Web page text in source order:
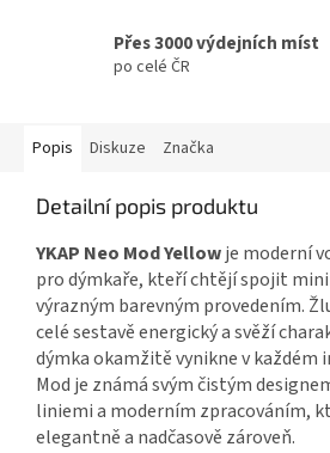
Přes 3000 výdejních míst
po celé ČR
Popis Diskuze Značka
Detailní popis produktu
YKAP Neo Mod Yellowje moderní
pro dýmkaře, kteří chtějí spojit
výrazným barevným provedením.
celé sestavě energický a svěží
dýmka okamžitě vynikne v každém
Mod je známá svým čistým
liniemi a moderním zpracováním,
elegantně a nadčasově zároveň.